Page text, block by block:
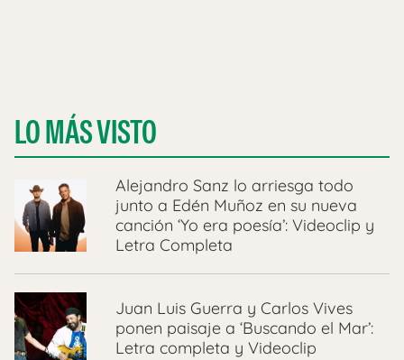
LO MÁS VISTO
Alejandro Sanz lo arriesga todo
junto a Edén Muñoz en su nueva
canción ‘Yo era poesía’: Videoclip y
Letra Completa
Juan Luis Guerra y Carlos Vives
ponen paisaje a ‘Buscando el Mar’:
Letra completa y Videoclip